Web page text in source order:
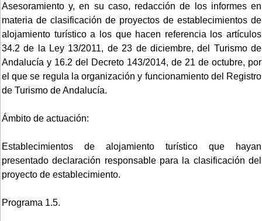
Asesoramiento y, en su caso, redacción de los informes en
materia de clasificación de proyectos de establecimientos de
alojamiento turístico a los que hacen referencia los artículos
34.2 de la Ley 13/2011, de 23 de diciembre, del Turismo de
Andalucía y 16.2 del Decreto 143/2014, de 21 de octubre, por
el que se regula la organización y funcionamiento del Registro
de Turismo de Andalucía.
Ámbito de actuación:
Establecimientos de alojamiento turístico que hayan
presentado declaración responsable para la clasificación del
proyecto de establecimiento.
Programa 1.5.